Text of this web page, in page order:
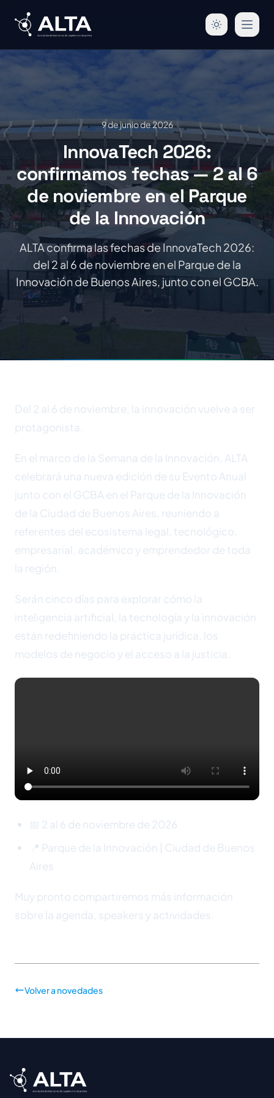
9 de junio de 2026
InnovaTech 2026:
confirmamos fechas — 2 al 6
de noviembre en el Parque
de la Innovación
ALTA confirma las fechas de InnovaTech 2026:
del 2 al 6 de noviembre en el Parque de la
Innovación de Buenos Aires, junto con el GCBA.
Del 2 al 6 de noviembre, la innovación vuelve a ser
protagonista.
En el marco de la Semana de la Innovación, ALTA
celebrará una nueva edición de su Evento Anual
junto con el GCBA en el Parque de la Innovación
de la Ciudad de Buenos Aires, reuniendo a
referentes del ecosistema legal, tecnológico,
empresarial, académico y emprendedor de toda
la región.
Serán cinco días para explorar cómo la
inteligencia artificial, la tecnología y la innovación
están redefiniendo la práctica jurídica, los
modelos de negocio y el acceso a la justicia.
📅 2 al 6 de noviembre de 2026
📍 Parque de la Innovación | Ciudad de Buenos
Aires
Muy pronto compartiremos más información
sobre la agenda, speakers y actividades.
Volver a novedades